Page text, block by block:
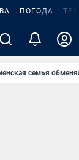
ПОГОДА
семья